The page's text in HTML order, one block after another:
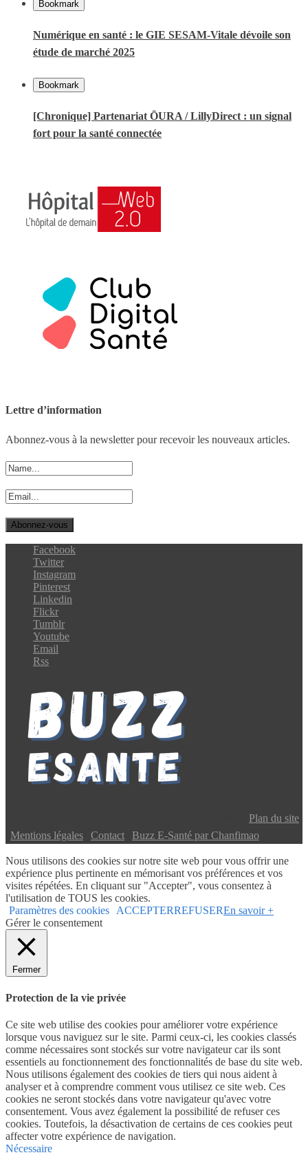
Bookmark
Numérique en santé : le GIE SESAM-Vitale dévoile son
étude de marché 2025
Bookmark
[Chronique] Partenariat ŌURA / LillyDirect : un signal
fort pour la santé connectée
Lettre d’information
Abonnez-vous à la newsletter pour recevoir les nouveaux articles.
Facebook
Twitter
Instagram
Pinterest
Linkedin
Flickr
Tumblr
Youtube
Email
Rss
Plan du site
Mentions légales Contact Buzz E-Santé par Chanfimao
Nous utilisons des cookies sur notre site web pour vous offrir une
expérience plus pertinente en mémorisant vos préférences et vos
visites répétées. En cliquant sur "Accepter", vous consentez à
l'utilisation de TOUS les cookies.
Paramètres des cookies ACCEPTERREFUSEREn savoir +
Gérer le consentement
Fermer
Protection de la vie privée
Ce site web utilise des cookies pour améliorer votre expérience
lorsque vous naviguez sur le site. Parmi ceux-ci, les cookies classés
comme nécessaires sont stockés sur votre navigateur car ils sont
essentiels au fonctionnement des fonctionnalités de base du site web.
Nous utilisons également des cookies de tiers qui nous aident à
analyser et à comprendre comment vous utilisez ce site web. Ces
cookies ne seront stockés dans votre navigateur qu'avec votre
consentement. Vous avez également la possibilité de refuser ces
cookies. Toutefois, la désactivation de certains de ces cookies peut
affecter votre expérience de navigation.
Nécessaire